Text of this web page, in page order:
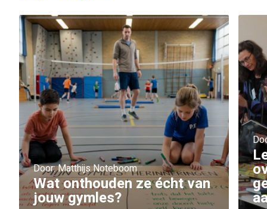
Door: Matthijs Noteboom
Wat onthouden ze écht van
jouw gymles?